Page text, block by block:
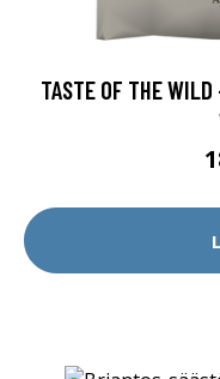
TASTE OF THE